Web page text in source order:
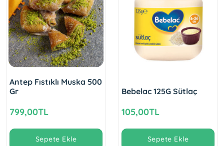
Antep Fıstıklı Muska 500
Gr
799,00TL
Sepete Ekle
Bebelac 125G Sütlaç
105,00TL
Sepete Ekle